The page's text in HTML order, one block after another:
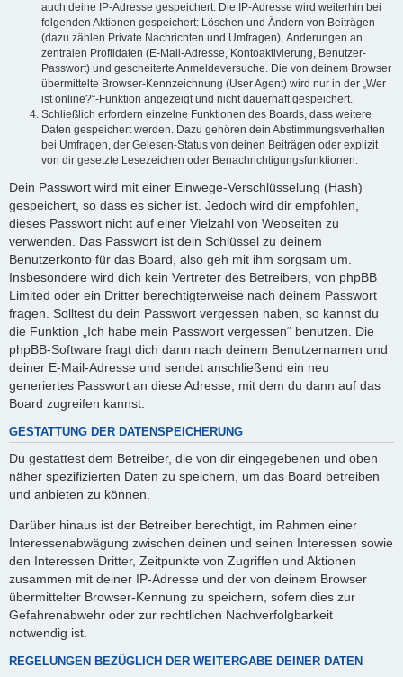
auch deine IP-Adresse gespeichert. Die IP-Adresse wird weiterhin bei
folgenden Aktionen gespeichert: Löschen und Ändern von Beiträgen
(dazu zählen Private Nachrichten und Umfragen), Änderungen an
zentralen Profildaten (E-Mail-Adresse, Kontoaktivierung, Benutzer-
Passwort) und gescheiterte Anmeldeversuche. Die von deinem Browser
übermittelte Browser-Kennzeichnung (User Agent) wird nur in der „Wer
ist online?“-Funktion angezeigt und nicht dauerhaft gespeichert.
Schließlich erfordern einzelne Funktionen des Boards, dass weitere
Daten gespeichert werden. Dazu gehören dein Abstimmungsverhalten
bei Umfragen, der Gelesen-Status von deinen Beiträgen oder explizit
von dir gesetzte Lesezeichen oder Benachrichtigungsfunktionen.
Dein Passwort wird mit einer Einwege-Verschlüsselung (Hash)
gespeichert, so dass es sicher ist. Jedoch wird dir empfohlen,
dieses Passwort nicht auf einer Vielzahl von Webseiten zu
verwenden. Das Passwort ist dein Schlüssel zu deinem
Benutzerkonto für das Board, also geh mit ihm sorgsam um.
Insbesondere wird dich kein Vertreter des Betreibers, von phpBB
Limited oder ein Dritter berechtigterweise nach deinem Passwort
fragen. Solltest du dein Passwort vergessen haben, so kannst du
die Funktion „Ich habe mein Passwort vergessen“ benutzen. Die
phpBB-Software fragt dich dann nach deinem Benutzernamen und
deiner E-Mail-Adresse und sendet anschließend ein neu
generiertes Passwort an diese Adresse, mit dem du dann auf das
Board zugreifen kannst.
GESTATTUNG DER DATENSPEICHERUNG
Du gestattest dem Betreiber, die von dir eingegebenen und oben
näher spezifizierten Daten zu speichern, um das Board betreiben
und anbieten zu können.
Darüber hinaus ist der Betreiber berechtigt, im Rahmen einer
Interessenabwägung zwischen deinen und seinen Interessen sowie
den Interessen Dritter, Zeitpunkte von Zugriffen und Aktionen
zusammen mit deiner IP-Adresse und der von deinem Browser
übermittelter Browser-Kennung zu speichern, sofern dies zur
Gefahrenabwehr oder zur rechtlichen Nachverfolgbarkeit
notwendig ist.
REGELUNGEN BEZÜGLICH DER WEITERGABE DEINER DATEN